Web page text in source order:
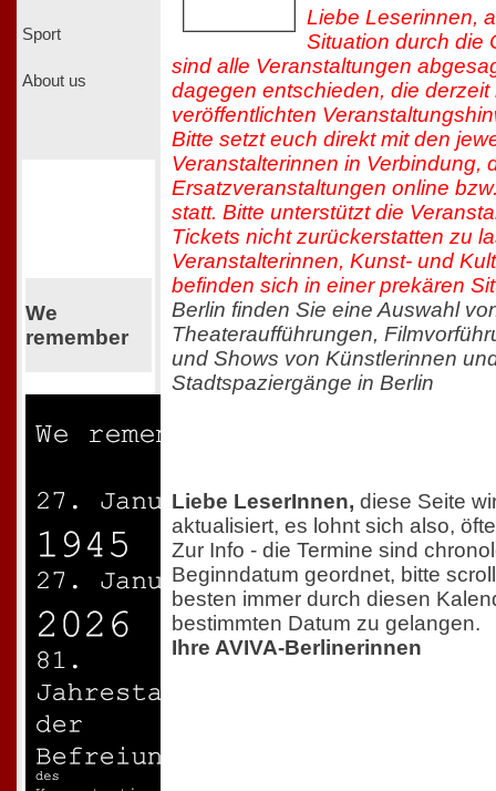
Sport
About us
We
remember
Liebe Leserinnen,
Situation durch die
sind alle Veranstaltungen
dagegen entschieden, die derzeit
veröffentlichten
Bitte setzt euch direkt mit den
Veranstalterinnen in Verbindung,
Ersatzveranstaltungen online
statt. Bitte unterstützt die
Tickets nicht zurückerstatten zu
Veranstalterinnen, Kunst- und
befinden sich in einer prekären
Berlin finden Sie eine Auswahl
Theateraufführungen,
und Shows von Künstlerinnen
Stadtspaziergänge in Berlin
Liebe LeserInnen, diese Seite
aktualisiert, es lohnt sich also,
Zur Info - die Termine sind
Beginndatum geordnet, bitte
besten immer durch diesen
bestimmten Datum zu gelangen.
Ihre AVIVA-Berlinerinnen